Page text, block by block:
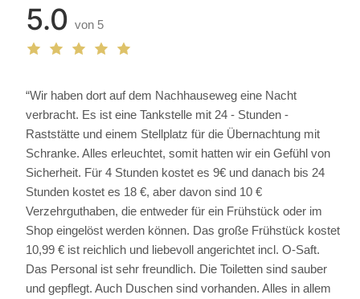
5.0 von 5
“Wir haben dort auf dem Nachhauseweg eine Nacht
verbracht. Es ist eine Tankstelle mit 24 - Stunden -
Raststätte und einem Stellplatz für die Übernachtung mit
Schranke. Alles erleuchtet, somit hatten wir ein Gefühl von
Sicherheit. Für 4 Stunden kostet es 9€ und danach bis 24
Stunden kostet es 18 €, aber davon sind 10 €
Verzehrguthaben, die entweder für ein Frühstück oder im
Shop eingelöst werden können. Das große Frühstück kostet
10,99 € ist reichlich und liebevoll angerichtet incl. O-Saft.
Das Personal ist sehr freundlich. Die Toiletten sind sauber
und gepflegt. Auch Duschen sind vorhanden. Alles in allem